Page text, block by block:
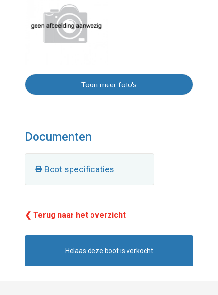
Toon meer foto's
Documenten
Boot specificaties
❮ Terug naar het overzicht
Helaas deze boot is verkocht